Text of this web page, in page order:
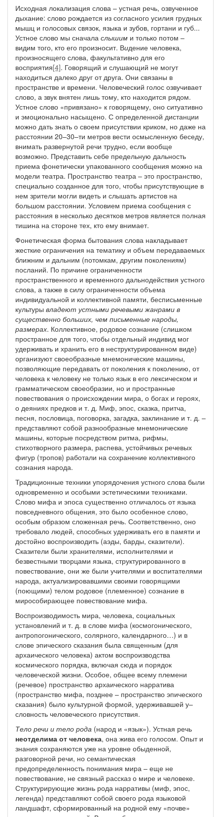
Исходная локализация слова – устная речь, озвученное
дыхание: слово рождается из согласного усилия грудных
мышц и голосовых связок, языка и зубов, гортани и губ...
Устное слово мы сначала слышим и только потом –
видим того, кто его произносит. Видение человека,
произносящего слова, факультативно для его
восприятия[4]. Говорящий и слушающий не могут
находиться далеко друг от друга. Они связаны в
пространстве и времени. Человеческий голос озвучивает
слово, а звук внятен лишь тому, кто находится рядом.
Устное слово «привязано» к говорящему, оно ситуативно
и эмоционально насыщено. С определенной дистанции
можно дать знать о своем присутствии криком, но даже на
расстоянии 20–30–ти метров вести осмысленную беседу,
внимать развернутой речи трудно, если вообще
возможно. Представить себе предельную дальность
приема фонетически упакованного сообщения можно на
модели театра. Пространство театра – это пространство,
специально созданное для того, чтобы присутствующие в
нем зрители могли видеть и слышать артистов на
большом расстоянии. Условием приема сообщения с
расстояния в несколько десятков метров является полная
тишина на стороне тех, кто ему внимает.
Фонетическая форма бытования слова накладывает
жесткие ограничения на тематику и объем передаваемых
ближним и дальним (потомкам, другим поколениям)
посланий. По причине ограниченности
пространственного и временного дальнодействия устного
слова, а также в силу ограниченности объема
индивидуальной и коллективной памяти, бесписьменные
культуры владеют устными речевыми жанрами в
существенно больших, чем письменные народы,
размерах. Коллективное, родовое сознание (слишком
пространное для того, чтобы отдельный индивид мог
удерживать и хранить его в неструктурированном виде)
организуют своеобразные мнемонические машины,
позволяющие передавать от поколения к поколению, от
человека к человеку не только язык в его лексическом и
грамматическом своеобразии, но и пространные
повествования о происхождении мира, о богах и героях,
о деяниях предков и т. д. Миф, эпос, сказка, притча,
песня, пословица, поговорка, загадка, заклинание и т. д. –
представляют собой разнообразные мнемонические
машины, которые посредством ритма, рифмы,
стихотворного размера, распева, устойчивых речевых
фигур (тропов) работали на сохранение коллективного
сознания народа.
Традиционные техники упорядочения устного слова были
одновременно и особыми эстетическими техниками.
Слово мифа и эпоса существенно отличалось от языка
повседневного общения, это было особенное слово,
особым образом сложенная речь. Соответственно, оно
требовало людей, способных удерживать его в памяти и
достойно воспроизводить (аэды, барды, сказители).
Сказители были хранителями, исполнителями и
безвестными творцами языка, структурированного в
повествование, они же были учителями и воспитателями
народа, актуализировавшими своими говорящими
(поющими) телом родовое (племенное) сознание в
мирособирающее повествование мифа.
Воспроизводимость мира, человека, социальных
установлений и т. д. в слове мифа (космогонического,
антропогонического, солярного, календарного…) и в
слове эпического сказания была священным (для
архаического человека) актом воспроизводства
космического порядка, включая сюда и порядок
человеческой жизни. Особое, общее всему племени
(речевое) пространство архаического нарратива
(пространство мифа, позднее – пространство эпического
сказания) было культурной формой, удерживавшей у–
словность человеческого присутствия.
Тело речи и тело рода (народ и «язык»). Устная речь
неотделима от человека, она жива его голосом. Опыт и
знания сохраняются уже на уровне обыденной,
разговорной речи, но семантическая
предопределенность понимания мира – еще не
повествование, не связный рассказ о мире и человеке.
Структурирующие жизнь рода нарративы (миф, эпос,
легенда) представляют собой своего рода языковой
ландшафт, сформированный на родной ему «почве»